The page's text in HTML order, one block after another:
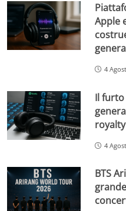
Apple
4
Il furto
4
BTS